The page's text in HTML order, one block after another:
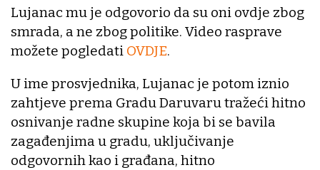
Lujanac mu je odgovorio da su oni ovdje zbog
smrada, a ne zbog politike. Video rasprave
možete pogledati OVDJE.
U ime prosvjednika, Lujanac je potom iznio
zahtjeve prema Gradu Daruvaru tražeći hitno
osnivanje radne skupine koja bi se bavila
zagađenjima u gradu, uključivanje
odgovornih kao i građana, hitno